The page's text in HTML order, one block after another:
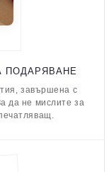
ПОДАРЯВАНЕ
завършена с
да не мислите за